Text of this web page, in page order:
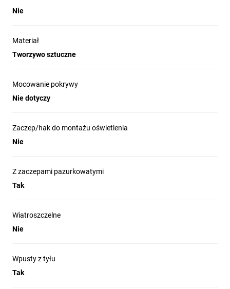
Nie
Materiał
Tworzywo sztuczne
Mocowanie pokrywy
Nie dotyczy
Zaczep/hak do montażu oświetlenia
Nie
Z zaczepami pazurkowatymi
Tak
Wiatroszczelne
Nie
Wpusty z tyłu
Tak